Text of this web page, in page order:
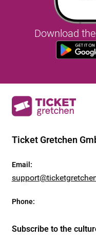
Download
Ticket Gretchen
Email :
Phone:
Subscribe to the